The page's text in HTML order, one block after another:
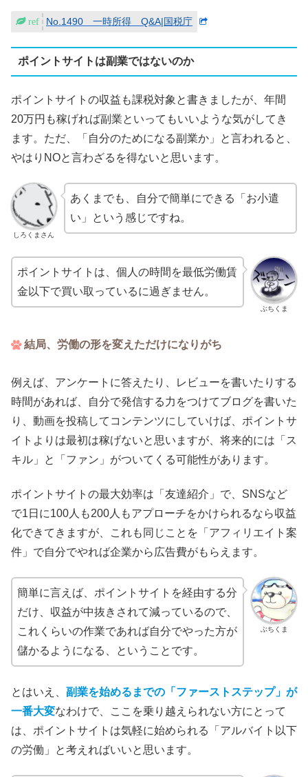
No.1490 一時所得 Q&A|国税庁
ポイントサイトは副業ではないのか
ポイントサイトの収益も課税対象と書きましたが、年間
20万円も稼げれば副業といってもいいような気がしてき
ます。ただ、「自分のためになる副業か」と言われると、
やはりNOと言わざるを得ないと思います。
しろくまさん
あくまでも、自分で簡単にできる「お小遣
い」という感じですね。
ぶちくま
ポイントサイトは、個人の時間を最低労働賃
金以下で買い取っているに過ぎません。
結局、労働の形を変えただけになりがち
例えば、アンケートに答えたり、レビューを書いたりする
時間があれば、自分で発信する力をつけてブログを書いた
り、動画を投稿してコンテンツにしていけば、ポイントサ
イトよりは最初は稼げないと思いますが、将来的には「ス
キル」と「ファン」がついてくる可能性があります。
ポイントサイトの最大効率は「友達紹介」で、SNSなど
で1日に100人も200人もアプローチをかけられるなら収益
化できてきますが、これも同じことを「アフィリエイト案
件」で自分でやれば企業から広告費がもらえます。
ぶちくま
簡単に言えば、ポイントサイトを経由する分
だけ、収益が中抜きされて減っているので、
これくらいの作業であれば自分でやった方が
儲かるようになる、ということです。
とはいえ、 副業を始めるまでの「ファーストステップ」が
一番大変なわけで、ここを乗り越えられない方にとって
は、ポイントサイトは気軽に始められる「アルバイト以下
の労働」と考えればいいと思います。